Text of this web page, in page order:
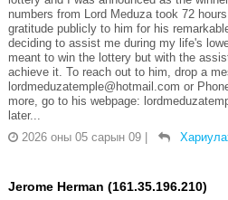
numbers from Lord Meduza took 72
gratitude publicly to him for his
deciding to assist me during my life's
meant to win the lottery but with the
achieve it. To reach out to him, drop a
lordmeduzatemple@hotmail.com or
more, go to his webpage:
later...
2026 оны 05 сарын 09
Jerome Herman (161.35.196.210)